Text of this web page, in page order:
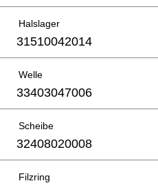
Halslager
31510042014
Welle
33403047006
Scheibe
32408020008
Filzring